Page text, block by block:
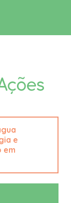
e
em